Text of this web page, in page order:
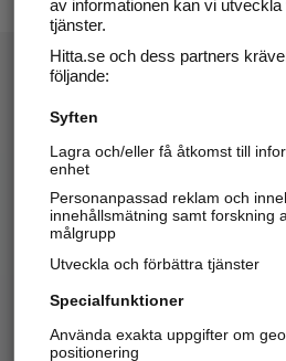
Hitta.se - Gratis
Sök företag, personer och platser.
Hitta telefonnummer, adresser,
Kom
av informationen kan vi
tjänster.
Hitta.se och dess partners
följande:
Syften
Lagra och/eller få åtkomst till
enhet
Personanpassad reklam och
innehållsmätning samt forskning
målgrupp
Utveckla och förbättra tjänster
Specialfunktioner
Använda exakta uppgifter om
positionering